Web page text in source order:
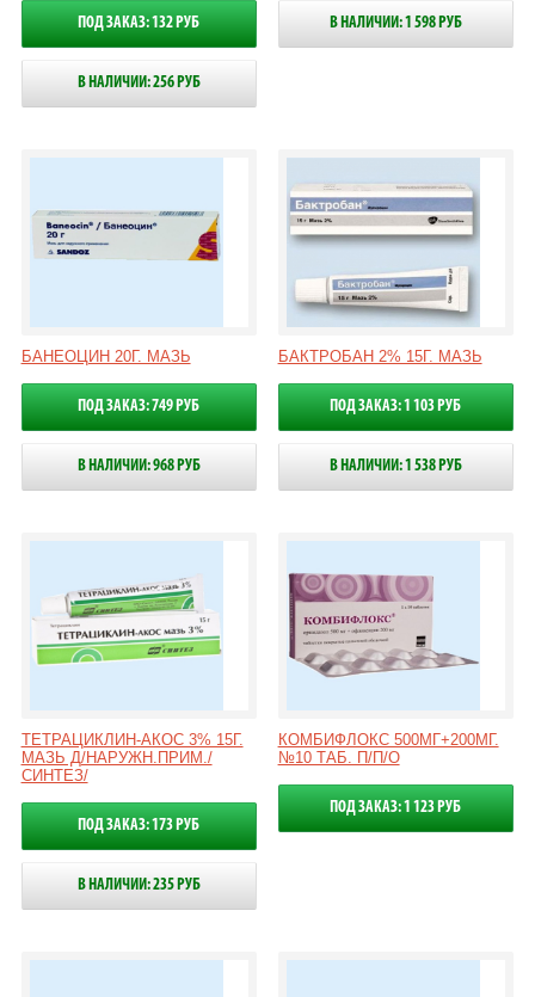
ПОД ЗАКАЗ: 132 РУБ
В НАЛИЧИИ: 256 РУБ
В НАЛИЧИИ: 1 598 РУБ
БАНЕОЦИН 20Г. МАЗЬ
ПОД ЗАКАЗ: 749 РУБ
В НАЛИЧИИ: 968 РУБ
БАКТРОБАН 2% 15Г. МАЗЬ
ПОД ЗАКАЗ: 1 103 РУБ
В НАЛИЧИИ: 1 538 РУБ
ТЕТРАЦИКЛИН-АКОС 3% 15Г.
МАЗЬ Д/НАРУЖН.ПРИМ./
СИНТЕЗ/
ПОД ЗАКАЗ: 173 РУБ
В НАЛИЧИИ: 235 РУБ
КОМБИФЛОКС 500МГ+200МГ.
№10 ТАБ. П/П/О
ПОД ЗАКАЗ: 1 123 РУБ